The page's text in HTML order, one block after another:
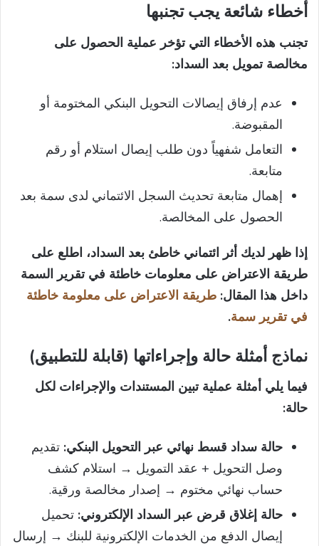
أخطاء شائعة يجب تجنبها
تجنب هذه الأخطاء التي تؤخر عملية الحصول على
مخالصة تمويل بعد السداد:
عدم إرفاق إيصالات التحويل البنكي المختومة أو
المقبوضة.
التعامل شفهياً دون طلب إيصال استلام أو رقم
متابعة.
إهمال متابعة تحديث السجل الائتماني لدى سمة بعد
الحصول على المخالصة.
إذا ظهر لديك أثر ائتماني خاطئ بعد السداد، اطلع على
طريقة الاعتراض على معلومات خاطئة في تقرير السمة
داخل هذا المقال: طريقة الاعتراض على معلومة خاطئة
في تقرير سمة.
نماذج أمثلة حالة وإجراءاتها (قابلة للتطبيق)
فيما يلي أمثلة عملية تبين المستندات والإجراءات لكل
حالة:
حالة سداد قسط نهائي عبر التحويل البنكي: تقديم
وصل التحويل + عقد التمويل → استلام كشف
حساب نهائي مختوم → إصدار مخالصة ورقية.
حالة إغلاق قرض عبر السداد الإلكتروني: تحميل
إيصال الدفع من الخدمات الإلكترونية للبنك → إرسال